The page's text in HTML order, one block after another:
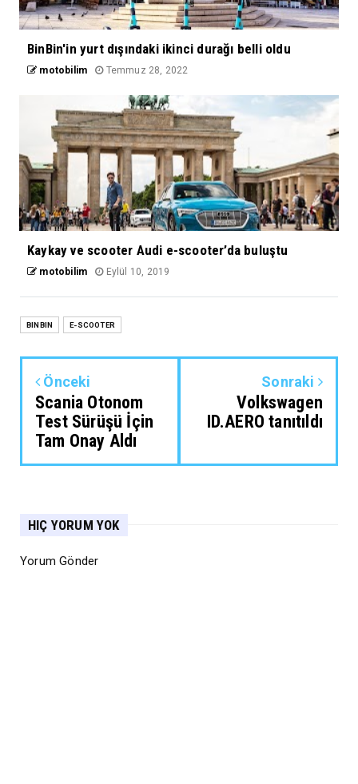
BinBin'in yurt dışındaki ikinci durağı belli oldu
motobilim Temmuz 28, 2022
Kaykay ve scooter Audi e-scooter’da buluştu
motobilim Eylül 10, 2019
BINBIN E-SCOOTER
Önceki
Scania Otonom
Test Sürüşü İçin
Tam Onay Aldı
Sonraki
Volkswagen
ID.AERO tanıtıldı
HIÇ YORUM YOK
Yorum Gönder